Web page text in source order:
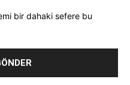
bir dahaki sefere bu